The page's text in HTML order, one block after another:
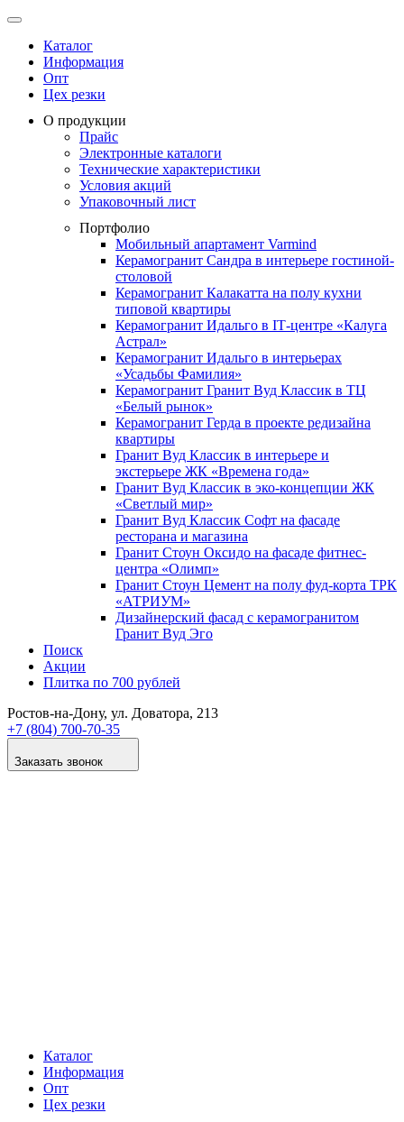
Каталог
Информация
Опт
Цех резки
О продукции
Прайс
Электронные каталоги
Технические характеристики
Условия акций
Упаковочный лист
Портфолио
Мобильный апартамент Varmind
Керамогранит Сандра в интерьере гостиной-
столовой
Керамогранит Калакатта на полу кухни
типовой квартиры
Керамогранит Идальго в IТ-центре «Калуга
Астрал»
Керамогранит Идальго в интерьерах
«Усадьбы Фамилия»
Керамогранит Гранит Вуд Классик в ТЦ
«Белый рынок»
Керамогранит Герда в проекте редизайна
квартиры
Гранит Вуд Классик в интерьере и
экстерьере ЖК «Времена года»
Гранит Вуд Классик в эко-концепции ЖК
«Светлый мир»
Гранит Вуд Классик Софт на фасаде
ресторана и магазина
Гранит Стоун Оксидо на фасаде фитнес-
центра «Олимп»
Гранит Стоун Цемент на полу фуд-корта ТРК
«АТРИУМ»
Дизайнер­ский фасад с керамогранитом
Гранит Вуд Эго
Поиск
Акции
Плитка по 700 рублей
Ростов-на-Дону, ул. Доватора, 213
+7 (804) 700-70-35
Заказать звонок
Каталог
Информация
Опт
Цех резки